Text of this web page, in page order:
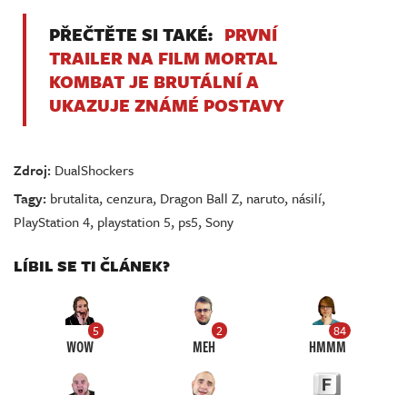
PŘEČTĚTE SI TAKÉ: PRVNÍ
TRAILER NA FILM MORTAL
KOMBAT JE BRUTÁLNÍ A
UKAZUJE ZNÁMÉ POSTAVY
Zdroj: DualShockers
Tagy: brutalita,cenzura, Dragon Ball Z, naruto, násilí,
PlayStation 4, playstation 5, ps5,Sony
LÍBIL SE TI ČLÁNEK?
5
WOW
2
MEH
84
HMMM